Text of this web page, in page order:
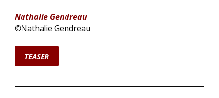
Nathalie Gendreau
©Nathalie Gendreau
TEASER